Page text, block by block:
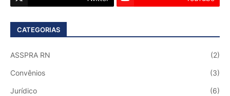
CATEGORIAS
ASSPRA RN (2)
Convênios (3)
Jurídico (6)